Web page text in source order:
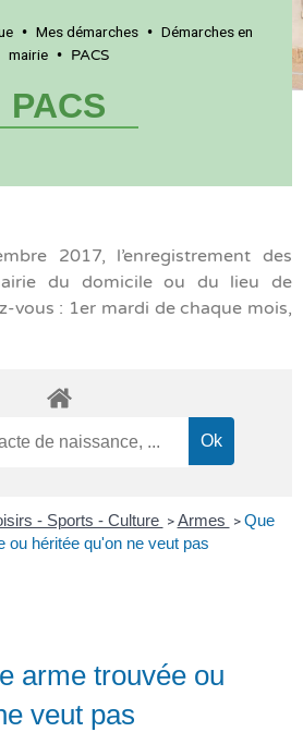
• Mes démarches • Démarches en
mairie • PACS
PACS
2017, l’enregistrement des
du domicile ou du lieu de
vous : 1er mardi de chaque mois,
- Sports - Culture > Armes > Que
ou héritée qu'on ne veut pas
arme trouvée ou
veut pas